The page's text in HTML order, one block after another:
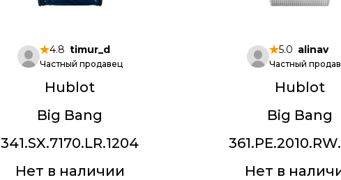
4.8 timur_d
Частный продавец
Hublot
Big Bang
341.SX.7170.LR.1204
Нет в наличии
5.0 alinav
Частный
Hublot
Big Bang
Нет в